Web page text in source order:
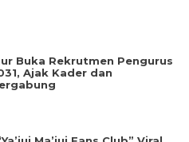
Buka Rekrutmen Pengurus
Ajak Kader dan